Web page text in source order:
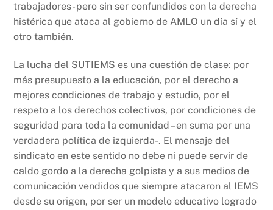
trabajadores- pero sin ser confundidos con la derecha
histérica que ataca al gobierno de AMLO un día sí y el
otro también.
La lucha del SUTIEMS es una cuestión de clase: por
más presupuesto a la educación, por el derecho a
mejores condiciones de trabajo y estudio, por el
respeto a los derechos colectivos, por condiciones de
seguridad para toda la comunidad –en suma por una
verdadera política de izquierda-. El mensaje del
sindicato en este sentido no debe ni puede servir de
caldo gordo a la derecha golpista y a sus medios de
comunicación vendidos que siempre atacaron al IEMS
desde su origen, por ser un modelo educativo logrado